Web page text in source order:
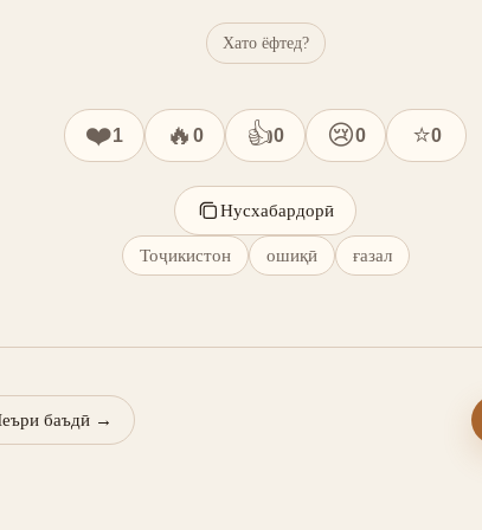
Хато ёфтед?
❤️1 🔥 0 👍0 😢0 ⭐0
Нусхабардорӣ
Тоҷикистон ошиқӣ ғазал
баъдӣ →